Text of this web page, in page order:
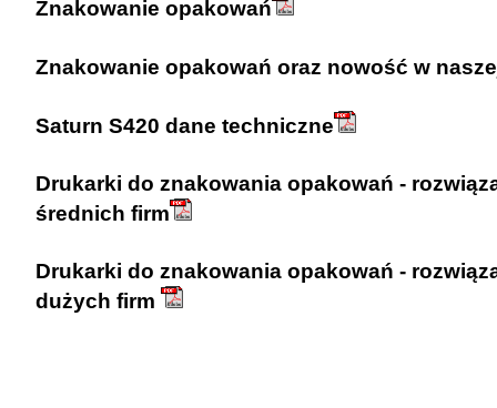
Znakowanie opakowań
Znakowanie opakowań oraz nowość w
Saturn S420 dane techniczne
Drukarki do znakowania opakowań -
średnich firm
Drukarki do znakowania opakowań -
dużych firm